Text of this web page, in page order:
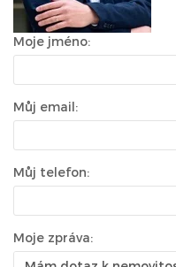
Moje jméno:
Můj email:
Můj telefon:
Moje zpráva: